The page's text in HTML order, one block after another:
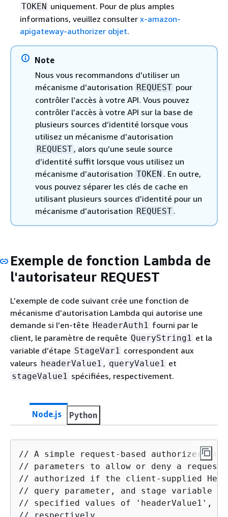
TOKEN uniquement. Pour de plus amples
informations, veuillez consulter x-amazon-
apigateway-authorizer objet.
Note
Nous vous recommandons d’utiliser un
mécanisme d’autorisation REQUEST pour
contrôler l’accès à votre API. Vous pouvez
contrôler l’accès à votre API sur la base de
plusieurs sources d’identité lorsque vous
utilisez un mécanisme d’autorisation
REQUEST , alors qu’une seule source
d’identité suffit lorsque vous utilisez un
mécanisme d’autorisation TOKEN . En outre,
vous pouvez séparer les clés de cache en
utilisant plusieurs sources d’identité pour un
mécanisme d’autorisation REQUEST .
Exemple de fonction Lambda de
l'autorisateur REQUEST
L’exemple de code suivant crée une fonction de
mécanisme d’autorisation Lambda qui autorise une
demande si l’en-tête HeaderAuth1 fourni par le
client, le paramètre de requête QueryString1 et la
variable d’étape StageVar1 correspondent aux
valeurs headerValue1 , queryValue1 et
stageValue1 spécifiées, respectivement.
Node.js Python
// A simple request-based authorizer
// parameters to allow or deny a
// authorized if the client-supplied
// query parameter, and stage variable of
// specified values of 'headerValue1',